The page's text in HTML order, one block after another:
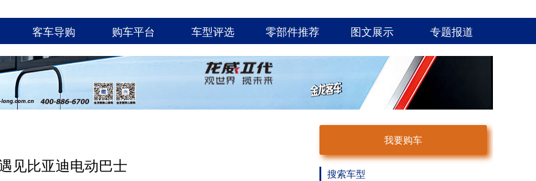
客车导购 购车平台 车型评选 零部件推荐 图文展示 专题报道
见比亚迪电动巴士
我要购车
搜索车型